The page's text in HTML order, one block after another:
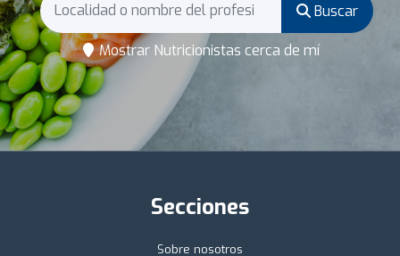
Buscar
Mostrar Nutricionistas cerca de mí
Secciones
Sobre nosotros